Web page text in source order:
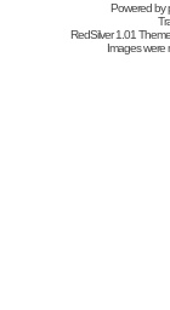
Powered by
RedSilver 1.01
Images were